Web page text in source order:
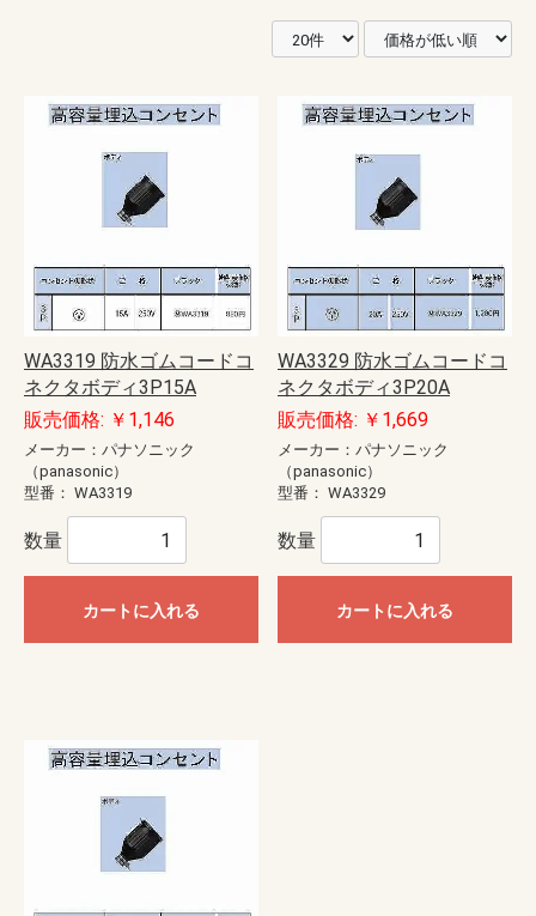
WA3319 防水ゴムコードコ
ネクタボディ3P15A
販売価格: ￥1,146
メーカー：パナソニック
（panasonic）
型番： WA3319
数量
カートに入れる
WA3329 防水ゴムコードコ
ネクタボディ3P20A
販売価格: ￥1,669
メーカー：パナソニック
（panasonic）
型番： WA3329
数量
カートに入れる